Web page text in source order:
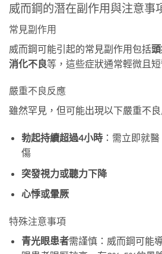
威而鋼的潛在副作用與注意事
常見副作用
威而鋼可能引起的常見副作用包括
消化不良等，這些症狀通常輕微且短
嚴重不良反應
雖然罕見，但可能出現以下嚴重不良
勃起持續超過4小時：需立即就
傷
突發視力或聽力下降
心悸或暈厥
特殊注意事項
青光眼患者需謹慎：威而鋼可能